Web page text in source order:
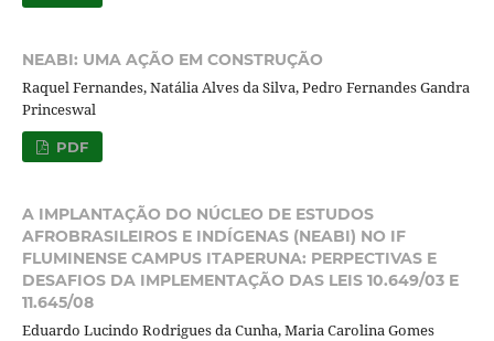
NEABI: UMA AÇÃO EM CONSTRUÇÃO
Raquel Fernandes, Natália Alves da Silva, Pedro Fernandes Gandra
Princeswal
PDF
A IMPLANTAÇÃO DO NÚCLEO DE ESTUDOS
AFROBRASILEIROS E INDÍGENAS (NEABI) NO IF
FLUMINENSE CAMPUS ITAPERUNA: PERPECTIVAS E
DESAFIOS DA IMPLEMENTAÇÃO DAS LEIS 10.649/03 E
11.645/08
Eduardo Lucindo Rodrigues da Cunha, Maria Carolina Gomes